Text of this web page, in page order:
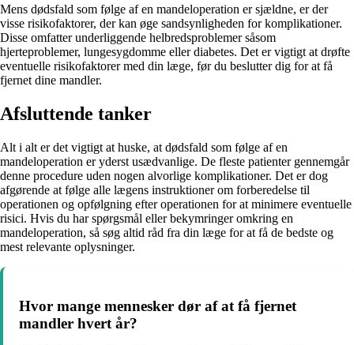
Mens dødsfald som følge af en mandeloperation er sjældne, er der
visse risikofaktorer, der kan øge sandsynligheden for komplikationer.
Disse omfatter underliggende helbredsproblemer såsom
hjerteproblemer, lungesygdomme eller diabetes. Det er vigtigt at drøfte
eventuelle risikofaktorer med din læge, før du beslutter dig for at få
fjernet dine mandler.
Afsluttende tanker
Alt i alt er det vigtigt at huske, at dødsfald som følge af en
mandeloperation er yderst usædvanlige. De fleste patienter gennemgår
denne procedure uden nogen alvorlige komplikationer. Det er dog
afgørende at følge alle lægens instruktioner om forberedelse til
operationen og opfølgning efter operationen for at minimere eventuelle
risici. Hvis du har spørgsmål eller bekymringer omkring en
mandeloperation, så søg altid råd fra din læge for at få de bedste og
mest relevante oplysninger.
Hvor mange mennesker dør af at få fjernet
mandler hvert år?